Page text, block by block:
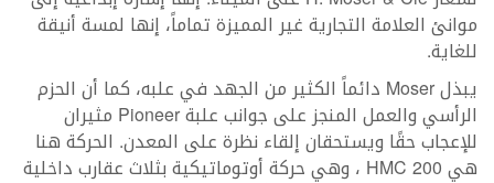
موانئ العلامة التجارية غير المميزة تماماً، إنها لمسة أنيقة
للغاية.
يبذل Moser دائماً الكثير من الجهد في علبه، كما أن الحزم
الرأسي والعمل المنجز على جوانب علبة Pioneer مثيران
للإعجاب حقًا ويستحقان إلقاء نظرة على المعدن. الحركة هنا
هي HMC 200 ، وهي حركة أوتوماتيكية بثلاث عقارب داخلية